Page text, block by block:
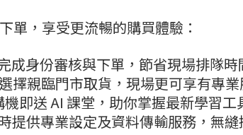
單，享受更流暢的購買體驗：
成身份審核與下單，節省現場排隊時
擇親臨門市取貨，現場更可享有專業
即送 AI 課堂，助你掌握最新學習工
供專業設定及資料傳輸服務，無縫